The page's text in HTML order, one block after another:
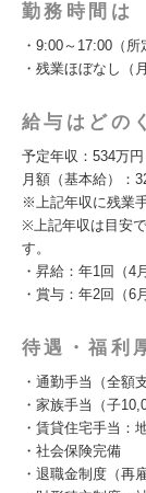
勤務時間は
・9:00～17:00（
・残業ほぼなし（
給与はどの
予定年収：534万円
月額（基本給）：
※上記年収に残業
※上記年収は目安
す。
・昇給：年1回（4
・賞与：年2回（6
待遇・福利
・通勤手当（全額
・家族手当（子
・賃貸住宅手当：
・社会保険完備
・退職金制度（再